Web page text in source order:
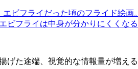
エビフライだった頃のフライド絵
ビフライは中身が分かりにくくな
た途端、視覚的な情報量が増え